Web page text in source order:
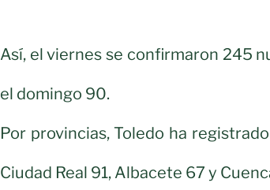
Así, el viernes se confirmaron 245
el domingo 90.
Por provincias, Toledo ha
Ciudad Real 91, Albacete 67 y